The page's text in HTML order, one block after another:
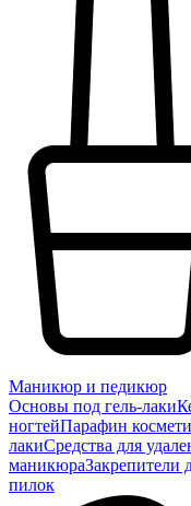
Маникюр и педикюр
Основы под гель-лаки
ногтейПарафин
лакиСредства для
маникюраЗакрепители
пилок